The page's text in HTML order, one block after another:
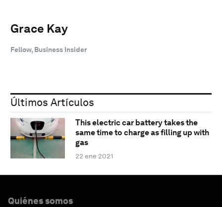
Grace Kay
Fellow, Business Insider
Últimos Artículos
This electric car battery takes the
same time to charge as filling up with
gas
22 ene 2021
Quiénes somos